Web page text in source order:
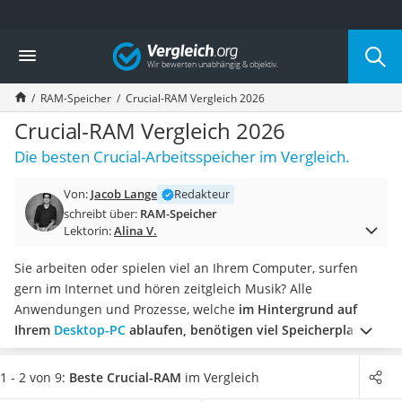
Die beliebtesten Vergleiche nach Kategorie
Elektronik
Powerstation
Monitor 32 Zoll 4K
Fernseher
Drucker
Desktop-PC
Diascanner
Laser-Multifunktionsdrucker
Powerstation mit Solarpanel
Gaming-PC
Soundbar
17-Zoll-Laptop
Satellitenschüssel
Gaming-Headset
Vergleich
RAM-Speicher Crucial-RAM Vergleich 2026
Crucial-RAM Vergleich 2026
Die besten Crucial-Arbeitsspeicher im Vergleich.
Von: Jacob Lange
Redakteur
schreibt über: RAM-Speicher
Lektorin:Alina V.
Sie arbeiten oder spielen viel an Ihrem Computer, surfen
gern im Internet und hören zeitgleich Musik? Alle
Anwendungen und Prozesse, welche im Hintergrund auf
Ihrem Desktop-PC ablaufen, benötigen viel Speicherplatz.
Doch nicht immer kann der Rechner mit ausreichend
Speicherkapazität dienen, wie gängige Tests im Internet
1 - 2 von 9: Beste Crucial-RAM im Vergleich